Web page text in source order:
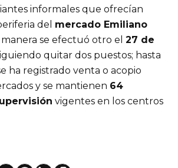
informales que ofrecían
del mercado Emiliano
se efectuó otro el 27 de
quitar dos puestos; hasta
ha registrado venta o acopio
y se mantienen 64
vigentes en los centros